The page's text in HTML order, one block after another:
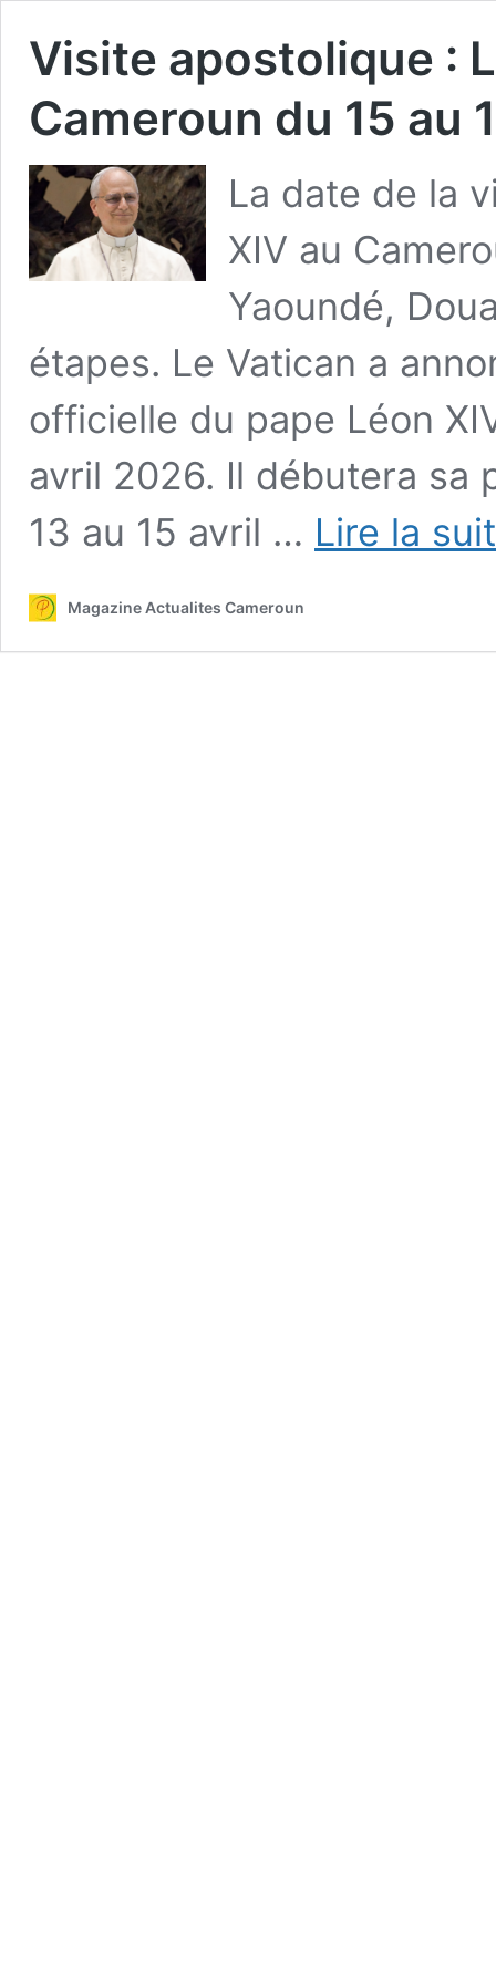
Visite apostolique :
Cameroun du 15 au
La date de la
XIV au
Yaoundé,
étapes. Le Vatican a
officielle du pape Léon
avril 2026. Il débutera sa
13 au 15 avril … Lire la
Magazine Actualites Cameroun